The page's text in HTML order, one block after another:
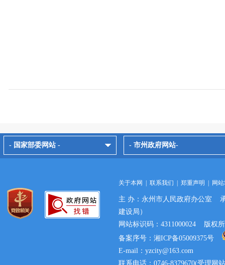
- 国家部委网站 - - 市州政府网站-
关于本网 联系我们 郑重声明 网
主 办：永州市人民政府办公室
建设局）
网站标识码：4311000024 版权
备案序号：湘ICP备05009375号
E-mail：yzcity@163.com
联系电话：0746-8379670(受理网